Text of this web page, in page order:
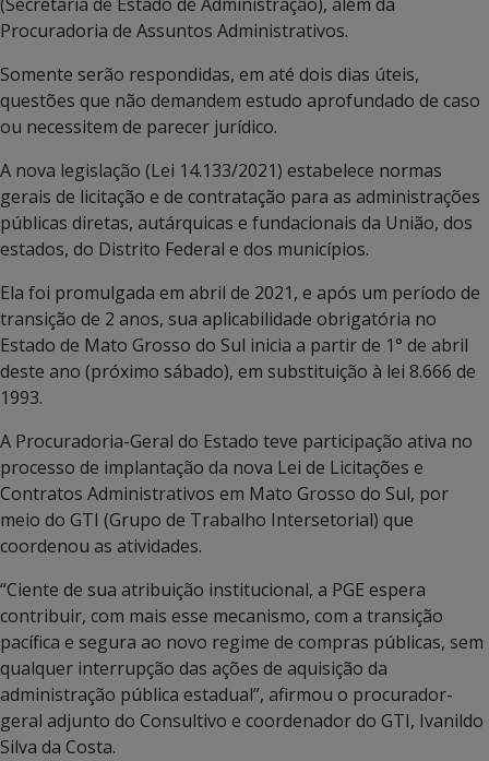
Procuradoria de Assuntos Administrativos.
Somente serão respondidas, em até dois dias úteis,
questões que não demandem estudo aprofundado de caso
ou necessitem de parecer jurídico.
A nova legislação (Lei 14.133/2021) estabelece normas
gerais de licitação e de contratação para as administrações
públicas diretas, autárquicas e fundacionais da União, dos
estados, do Distrito Federal e dos municípios.
Ela foi promulgada em abril de 2021, e após um período de
transição de 2 anos, sua aplicabilidade obrigatória no
Estado de Mato Grosso do Sul inicia a partir de 1° de abril
deste ano (próximo sábado), em substituição à lei 8.666 de
1993.
A Procuradoria-Geral do Estado teve participação ativa no
processo de implantação da nova Lei de Licitações e
Contratos Administrativos em Mato Grosso do Sul, por
meio do GTI (Grupo de Trabalho Intersetorial) que
coordenou as atividades.
“Ciente de sua atribuição institucional, a PGE espera
contribuir, com mais esse mecanismo, com a transição
pacífica e segura ao novo regime de compras públicas, sem
qualquer interrupção das ações de aquisição da
administração pública estadual”, afirmou o procurador-
geral adjunto do Consultivo e coordenador do GTI, Ivanildo
Silva da Costa.